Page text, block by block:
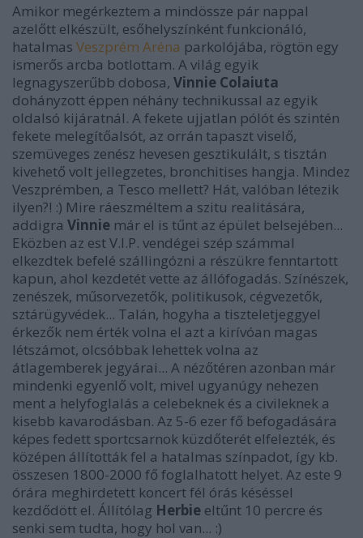
Amikor megérkeztem a mindössze pár nappal
azelőtt elkészült, esőhelyszínként funkcionáló,
hatalmas Veszprém Aréna parkolójába, rögtön egy
ismerős arcba botlottam. A világ egyik
legnagyszerűbb dobosa, Vinnie Colaiuta
dohányzott éppen néhány technikussal az egyik
oldalsó kijáratnál. A fekete ujjatlan pólót és szintén
fekete melegítőalsót, az orrán tapaszt viselő,
szemüveges zenész hevesen gesztikulált, s tisztán
kivehető volt jellegzetes, bronchitises hangja. Mindez
Veszprémben, a Tesco mellett? Hát, valóban létezik
ilyen?! :) Mire ráeszméltem a szitu realitására,
addigra Vinnie már el is tűnt az épület belsejében...
Eközben az est V.I.P. vendégei szép számmal
elkezdtek befelé szállingózni a részükre fenntartott
kapun, ahol kezdetét vette az állófogadás. Színészek,
zenészek, műsorvezetők, politikusok, cégvezetők,
sztárügyvédek... Talán, hogyha a tiszteletjeggyel
érkezők nem érték volna el azt a kirívóan magas
létszámot, olcsóbbak lehettek volna az
átlagemberek jegyárai... A nézőtéren azonban már
mindenki egyenlő volt, mivel ugyanúgy nehezen
ment a helyfoglalás a celebeknek és a civileknek a
kisebb kavarodásban. Az 5-6 ezer fő befogadására
képes fedett sportcsarnok küzdőterét elfelezték, és
középen állították fel a hatalmas színpadot, így kb.
összesen 1800-2000 fő foglalhatott helyet. Az este 9
órára meghirdetett koncert fél órás késéssel
kezdődött el. Állítólag Herbie eltűnt 10 percre és
senki sem tudta, hogy hol van... :)